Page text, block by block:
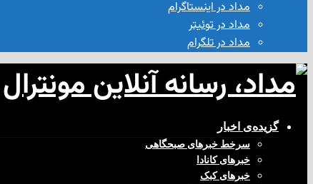
مداد در اینستاگرام
مداد در توئیتر
مداد در تلگرام
گزیده‌ی‌ اخبار
سرخط خبرهای صبحگاهی
خبرهای کانادا
خبرهای کبک